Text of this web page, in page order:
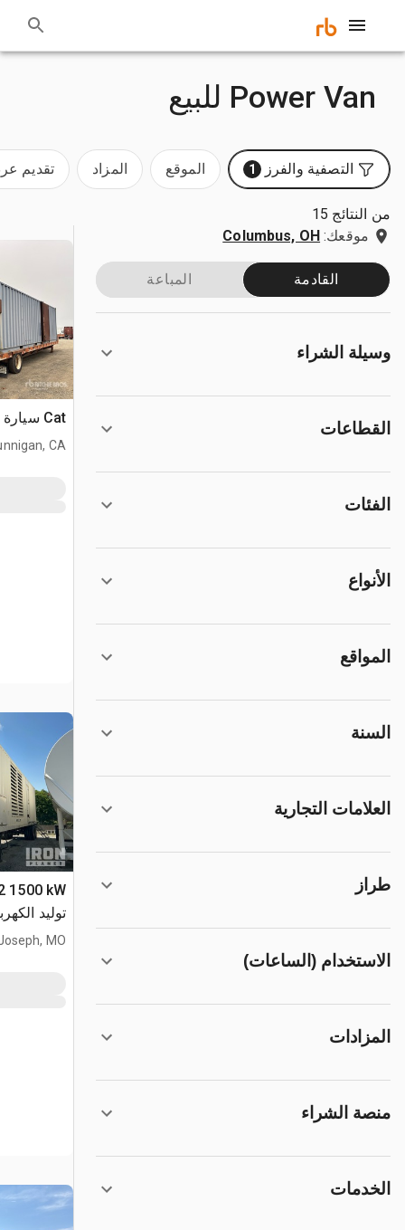
Power Van للبيع
التصفية والفرز 1 الموقع المزاد تقديم
من النتائج 15
موقعك: Columbus, OH
القادمة المباعة
وسيلة الشراء
القطاعات
الفئات
الأنواع
المواقع
السنة
العلامات التجارية
طراز
الاستخدام (الساعات)
المزادات
منصة الشراء
الخدمات
Cat سيارة توليد الكهرباء
CA
توليد
MO